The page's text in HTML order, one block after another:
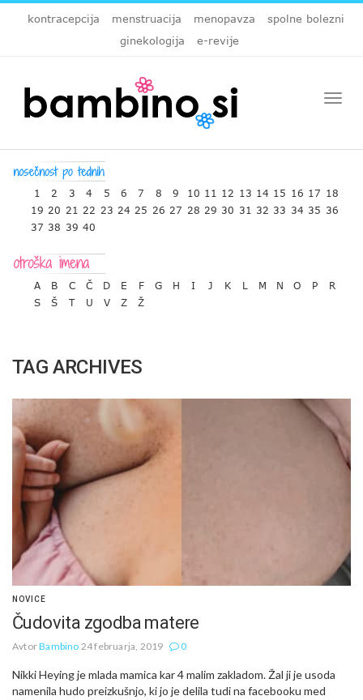
kontracepcija menstruacija menopavza
spolne bolezni
ginekologija
e-revije
1 2 3 4 5 6 7 8 9 10 11 12 13 14 15 16 17 18
19 20 21 22 23 24 25 26 27 28 29 30 31 32 33 34 35 36
37 38 39 40
A B C Č D E F G H I J K L M N O P
R
S
Š T U V Z Ž
TAG ARCHIVES
NOVICE
Čudovita zgodba matere
AvtorBambino 24 februarja, 2019 0
Nikki Heying je mlada mamica kar 4 malim zakladom. Žal ji je usoda
namenila hudo preizkušnjo, ki jo je delila tudi na facebooku med